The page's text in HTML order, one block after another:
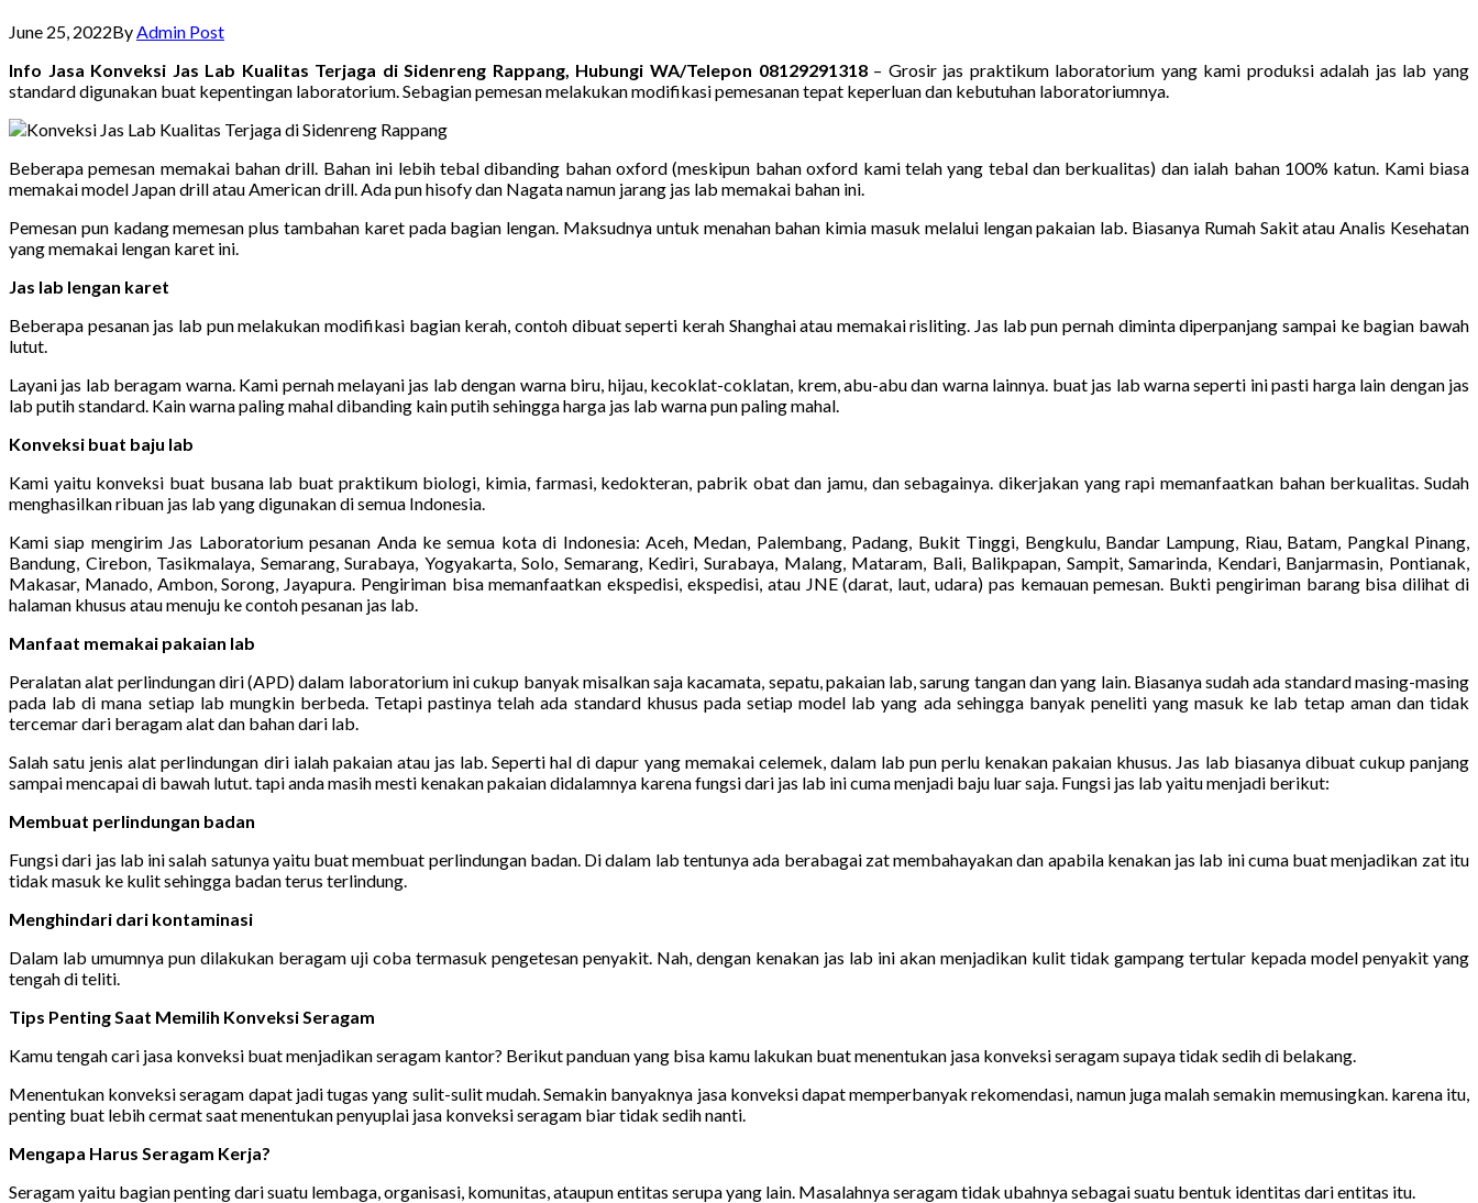
June 25, 2022By Admin Post
Info Jasa Konveksi Jas Lab Kualitas Terjaga di Sidenreng Rappang, Hubungi WA/Telepon 08129291318– Grosir jas praktikum laboratorium yang kami produksi adalah jas lab yang
standard digunakan buat kepentingan laboratorium. Sebagian pemesan melakukan modifikasi pemesanan tepat keperluan dan kebutuhan laboratoriumnya.
Beberapa pemesan memakai bahan drill. Bahan ini lebih tebal dibanding bahan oxford (meskipun bahan oxford kami telah yang tebal dan berkualitas) dan ialah bahan 100% katun. Kami biasa
memakai model Japan drill atau American drill. Ada pun hisofy dan Nagata namun jarang jas lab memakai bahan ini.
Pemesan pun kadang memesan plus tambahan karet pada bagian lengan. Maksudnya untuk menahan bahan kimia masuk melalui lengan pakaian lab. Biasanya Rumah Sakit atau Analis Kesehatan
yang memakai lengan karet ini.
Jas lab lengan karet
Beberapa pesanan jas lab pun melakukan modifikasi bagian kerah, contoh dibuat seperti kerah Shanghai atau memakai risliting. Jas lab pun pernah diminta diperpanjang sampai ke bagian bawah
lutut.
Layani jas lab beragam warna. Kami pernah melayani jas lab dengan warna biru, hijau, kecoklat-coklatan, krem, abu-abu dan warna lainnya. buat jas lab warna seperti ini pasti harga lain dengan jas
lab putih standard. Kain warna paling mahal dibanding kain putih sehingga harga jas lab warna pun paling mahal.
Konveksi buat baju lab
Kami yaitu konveksi buat busana lab buat praktikum biologi, kimia, farmasi, kedokteran, pabrik obat dan jamu, dan sebagainya. dikerjakan yang rapi memanfaatkan bahan berkualitas. Sudah
menghasilkan ribuan jas lab yang digunakan di semua Indonesia.
Kami siap mengirim Jas Laboratorium pesanan Anda ke semua kota di Indonesia: Aceh, Medan, Palembang, Padang, Bukit Tinggi, Bengkulu, Bandar Lampung, Riau, Batam, Pangkal Pinang,
Bandung, Cirebon, Tasikmalaya, Semarang, Surabaya, Yogyakarta, Solo, Semarang, Kediri, Surabaya, Malang, Mataram, Bali, Balikpapan, Sampit, Samarinda, Kendari, Banjarmasin, Pontianak,
Makasar, Manado, Ambon, Sorong, Jayapura. Pengiriman bisa memanfaatkan ekspedisi, ekspedisi, atau JNE (darat, laut, udara) pas kemauan pemesan. Bukti pengiriman barang bisa dilihat di
halaman khusus atau menuju ke contoh pesanan jas lab.
Manfaat memakai pakaian lab
Peralatan alat perlindungan diri (APD) dalam laboratorium ini cukup banyak misalkan saja kacamata, sepatu, pakaian lab, sarung tangan dan yang lain. Biasanya sudah ada standard masing-masing
pada lab di mana setiap lab mungkin berbeda. Tetapi pastinya telah ada standard khusus pada setiap model lab yang ada sehingga banyak peneliti yang masuk ke lab tetap aman dan tidak
tercemar dari beragam alat dan bahan dari lab.
Salah satu jenis alat perlindungan diri ialah pakaian atau jas lab. Seperti hal di dapur yang memakai celemek, dalam lab pun perlu kenakan pakaian khusus. Jas lab biasanya dibuat cukup panjang
sampai mencapai di bawah lutut. tapi anda masih mesti kenakan pakaian didalamnya karena fungsi dari jas lab ini cuma menjadi baju luar saja. Fungsi jas lab yaitu menjadi berikut:
Membuat perlindungan badan
Fungsi dari jas lab ini salah satunya yaitu buat membuat perlindungan badan. Di dalam lab tentunya ada berabagai zat membahayakan dan apabila kenakan jas lab ini cuma buat menjadikan zat itu
tidak masuk ke kulit sehingga badan terus terlindung.
Menghindari dari kontaminasi
Dalam lab umumnya pun dilakukan beragam uji coba termasuk pengetesan penyakit. Nah, dengan kenakan jas lab ini akan menjadikan kulit tidak gampang tertular kepada model penyakit yang
tengah di teliti.
Tips Penting Saat Memilih Konveksi Seragam
Kamu tengah cari jasa konveksi buat menjadikan seragam kantor? Berikut panduan yang bisa kamu lakukan buat menentukan jasa konveksi seragam supaya tidak sedih di belakang.
Menentukan konveksi seragam dapat jadi tugas yang sulit-sulit mudah. Semakin banyaknya jasa konveksi dapat memperbanyak rekomendasi, namun juga malah semakin memusingkan. karena itu,
penting buat lebih cermat saat menentukan penyuplai jasa konveksi seragam biar tidak sedih nanti.
Mengapa Harus Seragam Kerja?
Seragam yaitu bagian penting dari suatu lembaga, organisasi, komunitas, ataupun entitas serupa yang lain. Masalahnya seragam tidak ubahnya sebagai suatu bentuk identitas dari entitas itu.